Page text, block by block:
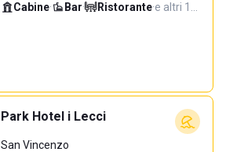
Cabine· Bar· Ristorante·e altri 1…
Park Hotel i Lecci
San Vincenzo